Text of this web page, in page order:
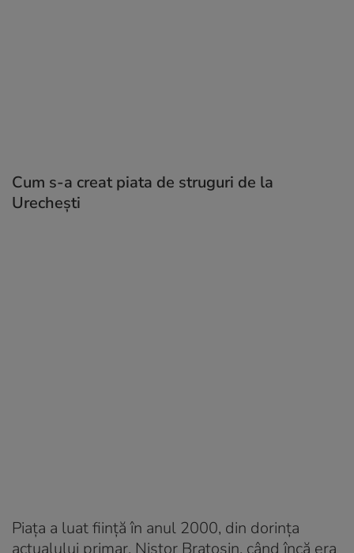
Cum s-a creat piata de struguri de la
Urechești
Piața a luat ființă în anul 2000, din dorința
actualului primar, Nistor Bratosin, când încă era